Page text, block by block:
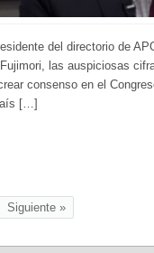
del directorio de
las auspiciosas
consenso en el
[…]
Siguiente »